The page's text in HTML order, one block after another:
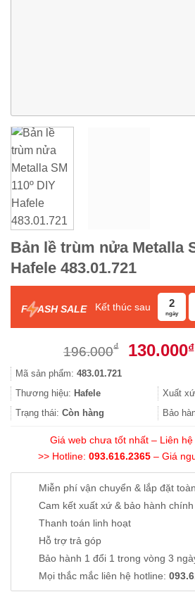
Bản lề trùm nửa Metalla
Hafele 483.01.721
F ASH SALE Kết thúc sau 2
ngày
196.000₫
Giá
196.000₫.
130.000₫
Mã sản phẩm: 483.01.721
Thương hiệu: Hafele Xuất
Trạng thái: Còn hàng Bảo
Giá web chưa tốt nhất – Liên
>> Hotline: 093.616.2365 – Giá
Miễn phí vận chuyển & lắp đặt
Cam kết xuất xứ & bảo hành
Thanh toán linh hoạt
Hỗ trợ trả góp
Bảo hành 1 đổi 1 trong vòng 3
Mọi thắc mắc liên hệ hotline: